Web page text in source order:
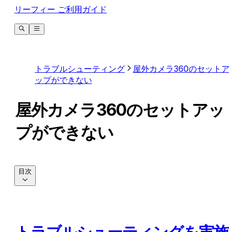
リーフィー ご利用ガイド
トラブルシューティング
屋外カメラ360のセットア
ップができない
屋外カメラ360のセットアッ
プができない
目次